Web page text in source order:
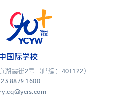
国际学校
湖霞街2号（邮编：401122）
23 8879 1600